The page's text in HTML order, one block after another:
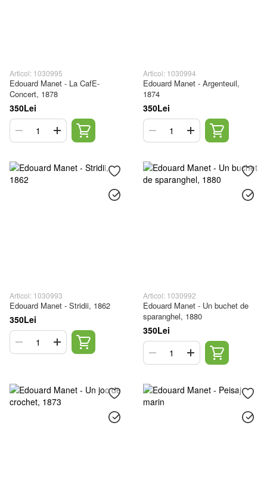
Articol: 1030995
Edouard Manet - La CafE-
Concert, 1878
350Lei
Articol: 1030994
Edouard Manet - Argenteuil,
1874
350Lei
Articol: 1030993
Edouard Manet - Stridii, 1862
350Lei
Articol: 1030992
Edouard Manet - Un buchet de
sparanghel, 1880
350Lei